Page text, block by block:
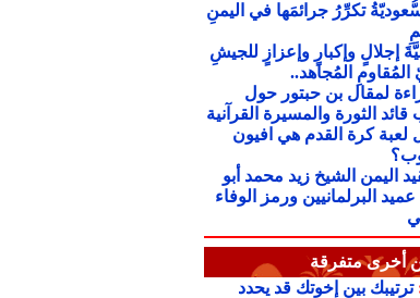
تكرِّرُ جرائمَها في اليمنِ
إجلالٍ وإكبارٍ وإعزازٍ للجيشِ
المُقاومِ المُجاهد..
لمقال بن حبتور حول
الثورة والمسيرة القرآنية
لعبة كرة القدم هي افيون
اليمن الشيخ زيد محمد أبو
البرلمانيين ورمز الوفاء
أخرى متفرقة
ترتيبك بين إخوتك قد يحدد